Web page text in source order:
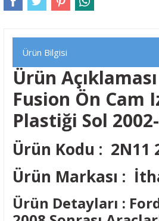
Ürün Bilgisi
Ürün
Fusion Ön Cam
Plastiği Sol
Ürün Kodu : 2N11
Ürün Markası :
Ürün Detayları :